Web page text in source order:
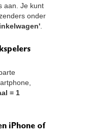
aan. Je kunt
onder
= 1
iPhone of